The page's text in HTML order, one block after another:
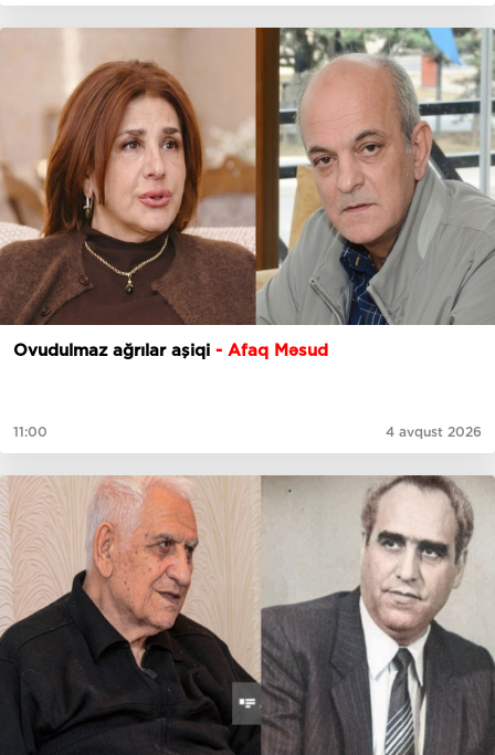
Ovudulmaz ağrılar aşiqi - Afaq Məsud
11:00 4 avqust 2026